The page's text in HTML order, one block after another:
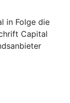
in Folge die
Capital